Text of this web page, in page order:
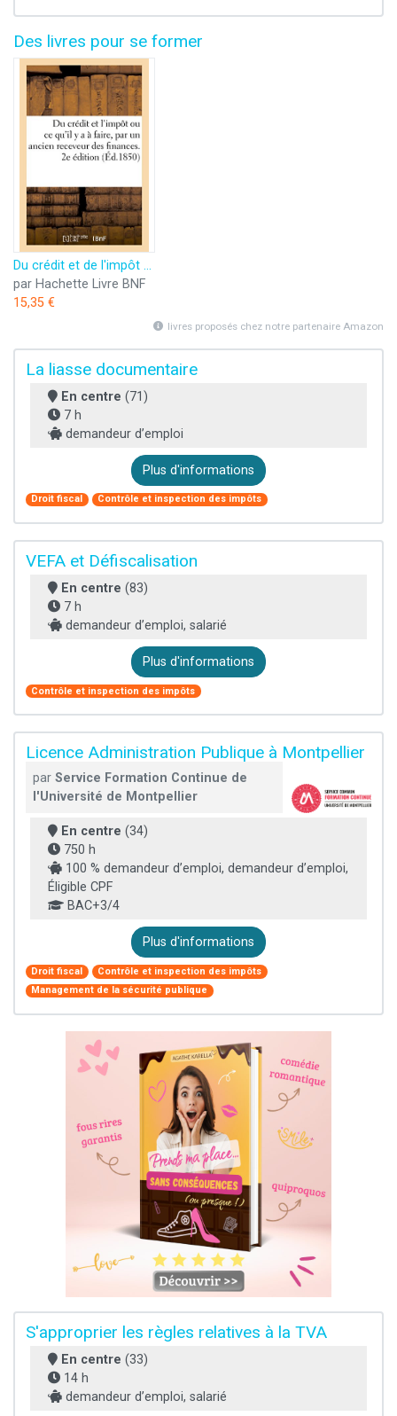
Des livres pour se former
Du crédit et de l'impôt ou ce qu'il y a à faire, par un ancien receveur des finances
par Hachette Livre BNF
15,35 €
livres proposés chez notre partenaire Amazon
La liasse documentaire
En centre (71)
7 h
demandeur d’emploi
Plus d'informations
Droit fiscal Contrôle et inspection des impôts
VEFA et Défiscalisation
En centre (83)
7 h
demandeur d’emploi, salarié
Plus d'informations
Contrôle et inspection des impôts
Licence Administration Publique à Montpellier
par Service Formation Continue de
l'Université de Montpellier
En centre (34)
750 h
100 % demandeur d’emploi, demandeur d’emploi,
Éligible CPF
BAC+3/4
Plus d'informations
Droit fiscal
Contrôle et inspection des impôts
Management de la sécurité publique
S'approprier les règles relatives à la TVA
En centre (33)
14 h
demandeur d’emploi, salarié